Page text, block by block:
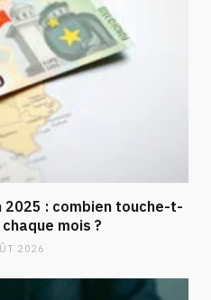
2025 : combien touche-t-
mois ?
2026